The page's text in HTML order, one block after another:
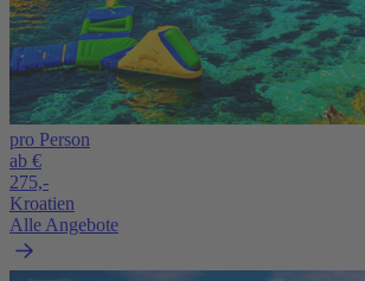
pro Person
ab €
275,-
Kroatien
Alle Angebote